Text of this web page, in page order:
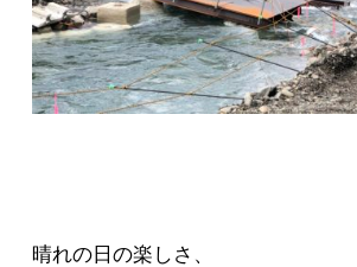
晴れの日の楽しさ、